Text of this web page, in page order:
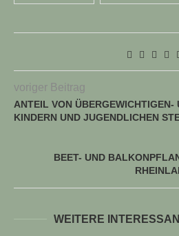
voriger Beitrag
ANTEIL VON ÜBERGEWICHTIGEN-
KINDERN UND JUGENDLICHEN
BEET- UND
WEITERE